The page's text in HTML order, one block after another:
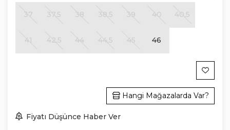
37 37,5 38 38,5 39 40 40,5
41 42,5 44 44,5 45 46
Hangi Mağazalarda Var?
Fiyatı Düşünce Haber Ver